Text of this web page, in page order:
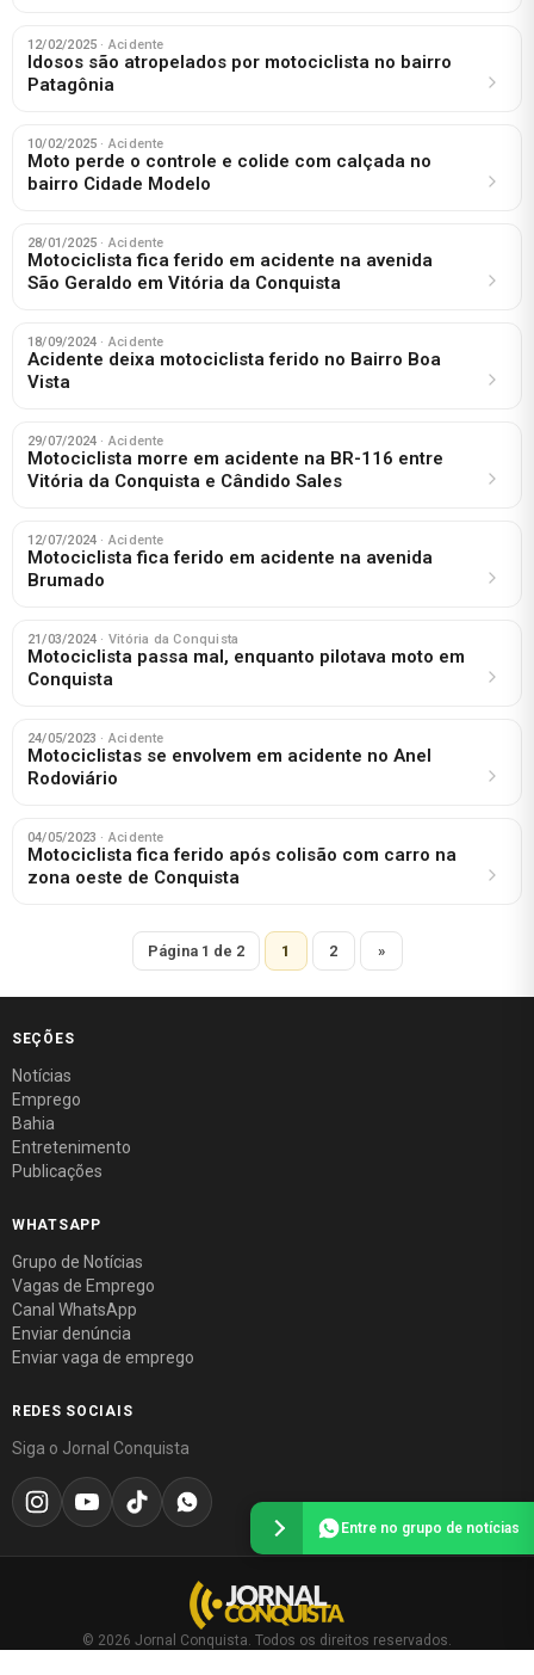
12/02/2025 · Acidente
Idosos são atropelados por motociclista no bairro
Patagônia
10/02/2025 · Acidente
Moto perde o controle e colide com calçada no
bairro Cidade Modelo
28/01/2025 · Acidente
Motociclista fica ferido em acidente na avenida
São Geraldo em Vitória da Conquista
18/09/2024 · Acidente
Acidente deixa motociclista ferido no Bairro Boa
Vista
29/07/2024 · Acidente
Motociclista morre em acidente na BR-116 entre
Vitória da Conquista e Cândido Sales
12/07/2024 · Acidente
Motociclista fica ferido em acidente na avenida
Brumado
21/03/2024 · Vitória da Conquista
Motociclista passa mal, enquanto pilotava moto em
Conquista
24/05/2023 · Acidente
Motociclistas se envolvem em acidente no Anel
Rodoviário
04/05/2023 · Acidente
Motociclista fica ferido após colisão com carro na
zona oeste de Conquista
Página 1 de 2 1 2 »
SEÇÕES
Notícias
Emprego
Bahia
Entretenimento
Publicações
WHATSAPP
Grupo de Notícias
Vagas de Emprego
Canal WhatsApp
Enviar denúncia
Enviar vaga de emprego
REDES SOCIAIS
Siga o Jornal Conquista
© 2026 Jornal Conquista. Todos os direitos reservados.
Entre no grupo de notícias